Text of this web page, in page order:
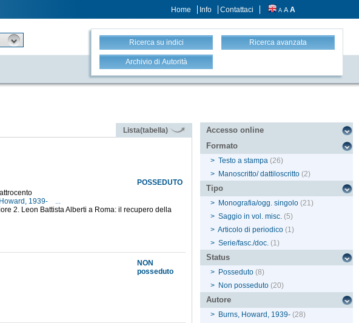
Home Info Contattaci A A A
Ricerca su indici Ricerca avanzata
Archivio di Autorità
Lista(tabella)
POSSEDUTO
1939-
...
2. Leon Battista Alberti a Roma: il recupero della
NON
posseduto
Accesso online
Formato
> Testo a stampa (26)
> Manoscritto/ dattiloscritto (2)
Tipo
> Monografia/ogg. singolo (21)
> Saggio in vol. misc. (5)
> Articolo di periodico (1)
> Serie/fasc./doc. (1)
Status
> Posseduto (8)
> Non posseduto (20)
Autore
> Burns, Howard, 1939- (28)